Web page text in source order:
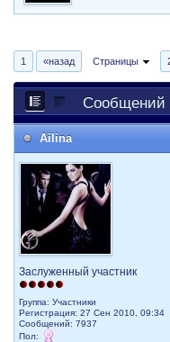
1 «назад Страницы
Сообщений
Ailina
Заслуженный участник
Группа: Участники
Регистрация: 27 Сен 2010, 09:34
Сообщений: 7937
Пол: